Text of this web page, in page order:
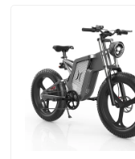
Visite d'usine
Contrôle de
Demandez une